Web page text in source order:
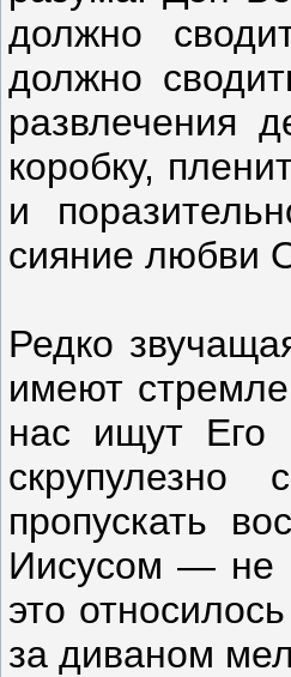
должно
должно
развлечения
коробку,
и
сияние любви
Редко
имеют
нас ищут Его
пропускать
Иисусом — не
это
за диваном